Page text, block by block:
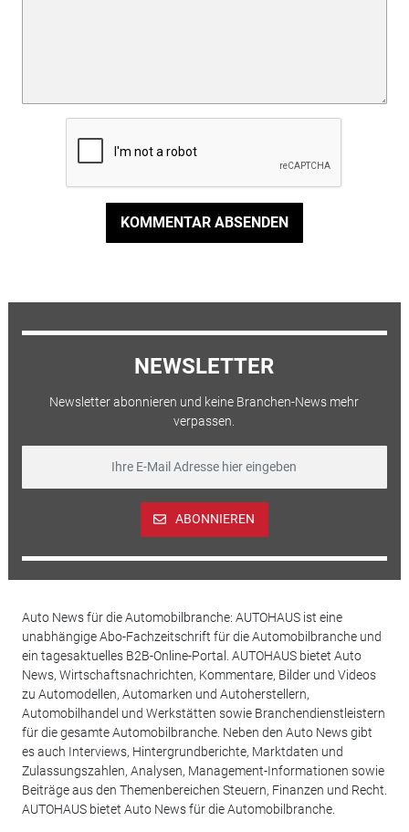
KOMMENTAR ABSENDEN
NEWSLETTER
Newsletter abonnieren und keine Branchen-News mehr
verpassen.
ABONNIEREN
Auto News für die Automobilbranche: AUTOHAUS ist eine
unabhängige Abo-Fachzeitschrift für die Automobilbranche und
ein tagesaktuelles B2B-Online-Portal. AUTOHAUS bietet Auto
News, Wirtschaftsnachrichten, Kommentare, Bilder und Videos
zu Automodellen, Automarken und Autoherstellern,
Automobilhandel und Werkstätten sowie Branchendienstleistern
für die gesamte Automobilbranche. Neben den Auto News gibt
es auch Interviews, Hintergrundberichte, Marktdaten und
Zulassungszahlen, Analysen, Management-Informationen sowie
Beiträge aus den Themenbereichen Steuern, Finanzen und Recht.
AUTOHAUS bietet Auto News für die Automobilbranche.